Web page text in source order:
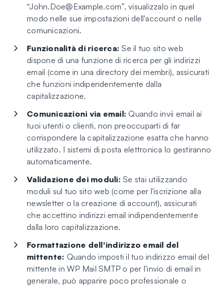
“John.Doe@Example.com”, visualizzalo in quel
modo nelle sue impostazioni dell'account o nelle
comunicazioni.
Funzionalità di ricerca: Se il tuo sito web
dispone di una funzione di ricerca per gli indirizzi
email (come in una directory dei membri), assicurati
che funzioni indipendentemente dalla
capitalizzazione.
Comunicazioni via email: Quando invii email ai
tuoi utenti o clienti, non preoccuparti di far
corrispondere la capitalizzazione esatta che hanno
utilizzato. I sistemi di posta elettronica lo gestiranno
automaticamente.
Validazione dei moduli: Se stai utilizzando
moduli sul tuo sito web (come per l'iscrizione alla
newsletter o la creazione di account), assicurati
che accettino indirizzi email indipendentemente
dalla loro capitalizzazione.
Formattazione dell'indirizzo email del
mittente: Quando imposti il tuo indirizzo email del
mittente in WP Mail SMTP o per l'invio di email in
generale, può apparire poco professionale o